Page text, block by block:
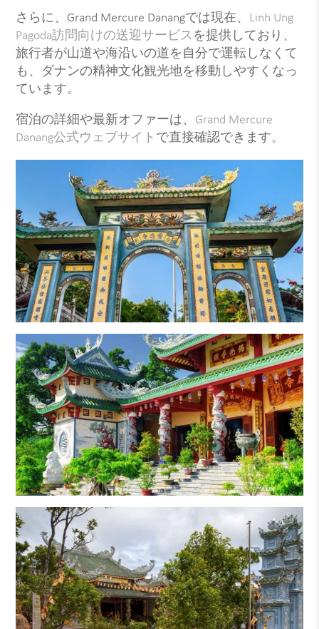
さらに、Grand Mercure Danangでは現在、 Linh Ung
Pagoda訪問向けの送迎サービス を提供しており、
旅行者が山道や海沿いの道を自分で運転しなくて
も、ダナンの精神文化観光地を移動しやすくなっ
ています。
宿泊の詳細や最新オファーは、 Grand Mercure
Danang公式ウェブサイト で直接確認できます。